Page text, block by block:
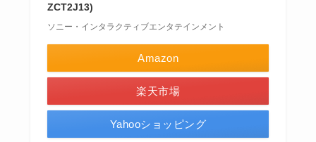
ZCT2J13)
ソニー・インタラクティブエンタテインメント
Amazon
楽天市場
Yahooショッピング